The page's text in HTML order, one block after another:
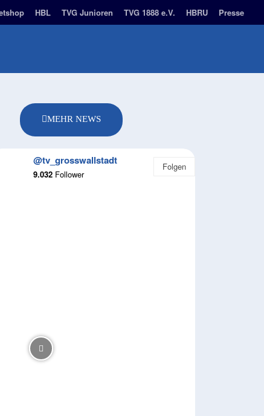
HBL TVG Junioren TVG 1888 e.V. HBRU Presse
MEHR NEWS
@tv_grosswallstadt
9.032 Follower
Folgen